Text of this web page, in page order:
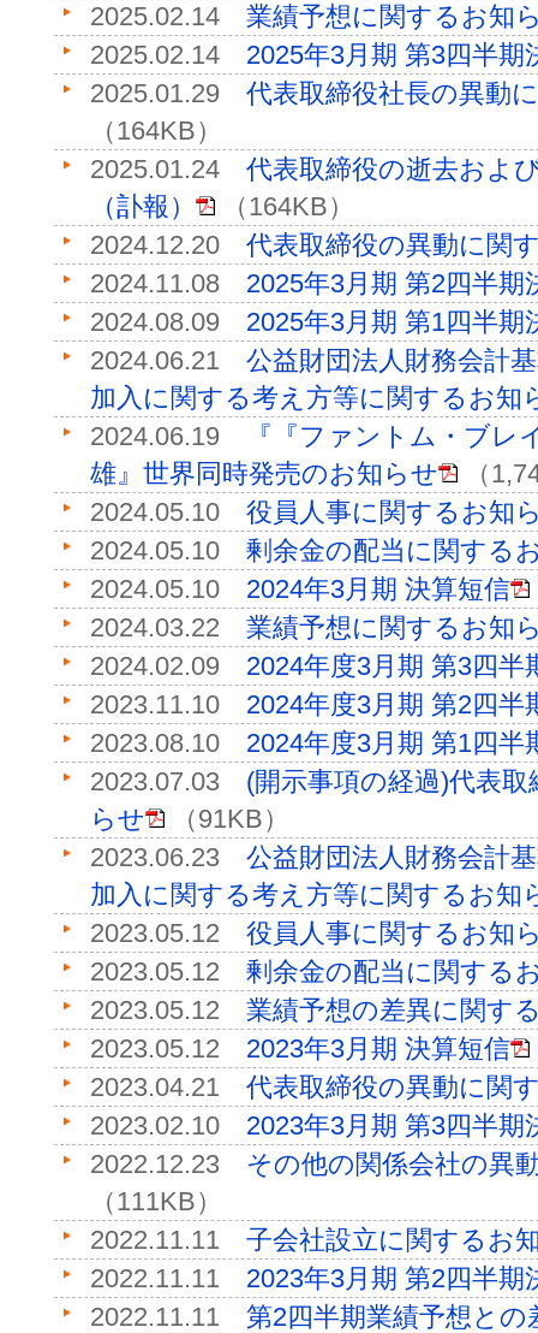
2025.02.14 業績予想に関するお知
2025.02.14 2025年3月期 第3四半期
2025.01.29 代表取締役社長の異動
（164KB）
2025.01.24 代表取締役の逝去およ
（訃報）
（164KB）
2024.12.20 代表取締役の異動に関
2024.11.08 2025年3月期 第2四半期
2024.08.09 2025年3月期 第1四半期
2024.06.21 公益財団法人財務会計
加入に関する考え方等に関するお知
2024.06.19
『『ファントム・ブレ
雄』世界同時発売のお知らせ
（
2024.05.10 役員人事に関するお知
2024.05.10 剰余金の配当に関する
2024.05.10 2024年3月期 決算短信
2024.03.22 業績予想に関するお知
2024.02.09 2024年度3月期 第3四半
2023.11.10 2024年度3月期 第2四半
2023.08.10 2024年度3月期 第1四半
2023.07.03 (開示事項の経過)代表
らせ
（91KB）
2023.06.23 公益財団法人財務会計
加入に関する考え方等に関するお知
2023.05.12 役員人事に関するお知
2023.05.12 剰余金の配当に関する
2023.05.12 業績予想の差異に関す
2023.05.12 2023年3月期 決算短信
2023.04.21 代表取締役の異動に関
2023.02.10 2023年3月期 第3四半期
2022.12.23 その他の関係会社の異
（111KB）
2022.11.11 子会社設立に関するお
2022.11.11 2023年3月期 第2四半期
2022.11.11 第2四半期業績予想と